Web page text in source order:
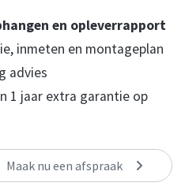
en opleverrapport
inmeten en montageplan
advies
1 jaar extra garantie op
Maak nu een afspraak